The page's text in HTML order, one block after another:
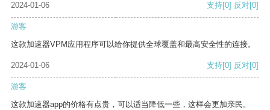
2024-01-06 支持[0] 反对[0]
游客
这款加速器VPM应用程序可以给你提供全球覆盖和最高安全性的连接。
2024-01-06 支持[0] 反对[0]
游客
这款加速器app的价格有点贵，可以适当降低一些，这样会更加亲民。